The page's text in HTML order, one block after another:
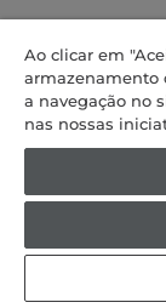
Ao clicar em
armazenamento
a navegação no
nas nossas